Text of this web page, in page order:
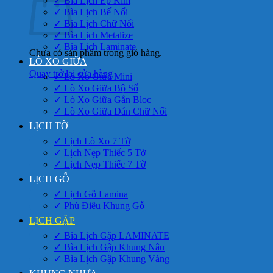
Chưa có sản phẩm trong giỏ hàng.
Quay trở lại cửa hàng
✓ Bìa Lịch Bế Nổi
✓ Bìa Lịch Chữ Nổi
✓ Bìa Lịch Metalize
✓ Bìa Lịch Laminate
LÒ XO GIỮA
✓ Lò Xo Giữa Mini
✓ Lò Xo Giữa Bộ Số
✓ Lò Xo Giữa Gắn Bloc
✓ Lò Xo Giữa Dán Chữ Nổi
LỊCH TỜ
✓ Lịch Lò Xo 7 Tờ
✓ Lịch Nẹp Thiếc 5 Tờ
✓ Lịch Nẹp Thiếc 7 Tờ
LỊCH GỖ
✓ Lịch Gỗ Lamina
✓ Phù Điêu Khung Gỗ
LỊCH GẬP
✓ Bìa Lịch Gập LAMINATE
✓ Bìa Lịch Gập Khung Nâu
✓ Bìa Lịch Gập Khung Vàng